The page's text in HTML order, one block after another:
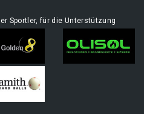
Sportler, für die Unterstützung